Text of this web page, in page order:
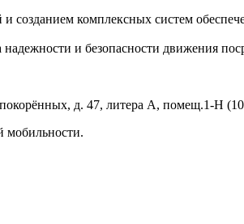
комплексных систем
и безопасности движения
д. 47, литера А, помещ.1-Н
мобильности.